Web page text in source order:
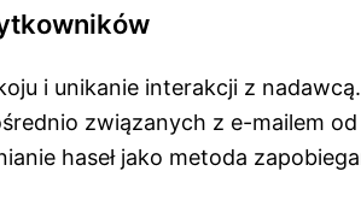
i unikanie interakcji z
związanych z e-mailem
haseł jako metoda